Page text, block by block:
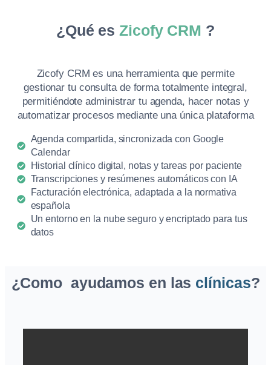
¿Qué esZicofy CRM ?
Zicofy CRM es una herramienta que permite
gestionar tu consulta de forma totalmente integral,
permitiéndote administrar tu agenda, hacer notas y
automatizar procesos mediante una única plataforma
Agenda compartida, sincronizada con Google
Calendar
Historial clínico digital, notas y tareas por paciente
Transcripciones y resúmenes automáticos con IA
Facturación electrónica, adaptada a la normativa
española
Un entorno en la nube seguro y encriptado para tus
datos
¿Como ayudamos en las clínicas?